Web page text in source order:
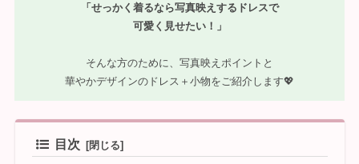
「せっかく着るなら写真映えするドレスで
可愛く見せたい！」
そんな方のために、写真映えポイントと
華やかデザインのドレス＋小物をご紹介します💖
目次